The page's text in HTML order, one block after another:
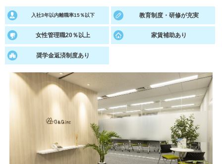
就活ノウハウ・サポート
就活支援
就活ノウハウが満載！
就活コラム
あなたに合う仕事を診断！ 動画で対策講座をチェック
就活時事ニュースを更新
よくある質問
不明点があればこちら
入社3年以内離職率15％以下 教育制度・研修が充実
女性管理職20％以上 家賃補助あり
奨学金返済制度あり